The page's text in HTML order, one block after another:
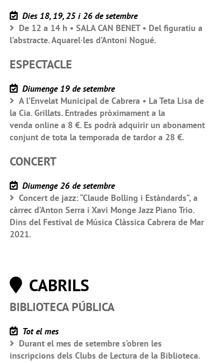
Dies 18, 19, 25 i 26 de setembre
De 12 a 14 h • SALA CAN BENET • Del figuratiu a
l’abstracte. Aquarel·les d’Antoni Nogué.
ESPECTACLE
Diumenge 19 de setembre
A l’Envelat Municipal de Cabrera • La Teta Lisa de
la Cia. Grillats. Entrades pròximament a la
venda online a 8 €. Es podrà adquirir un abonament
conjunt de tota la temporada de tardor a 28 €.
CONCERT
Diumenge 26 de setembre
Concert de jazz: “Claude Bolling i Estàndards”, a
càrrec d’Anton Serra i Xavi Monge Jazz Piano Trio.
Dins del Festival de Música Clàssica Cabrera de Mar
2021.
CABRILS
BIBLIOTECA PÚBLICA
Tot el mes
Durant el mes de setembre s’obren les
inscripcions dels Clubs de Lectura de la Biblioteca.